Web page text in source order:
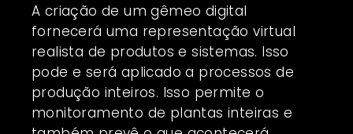
A criação de um gêmeo digital
fornecerá uma representação virtual
realista de produtos e sistemas. Isso
pode e será aplicado a processos de
produção inteiros. Isso permite o
monitoramento de plantas inteiras e